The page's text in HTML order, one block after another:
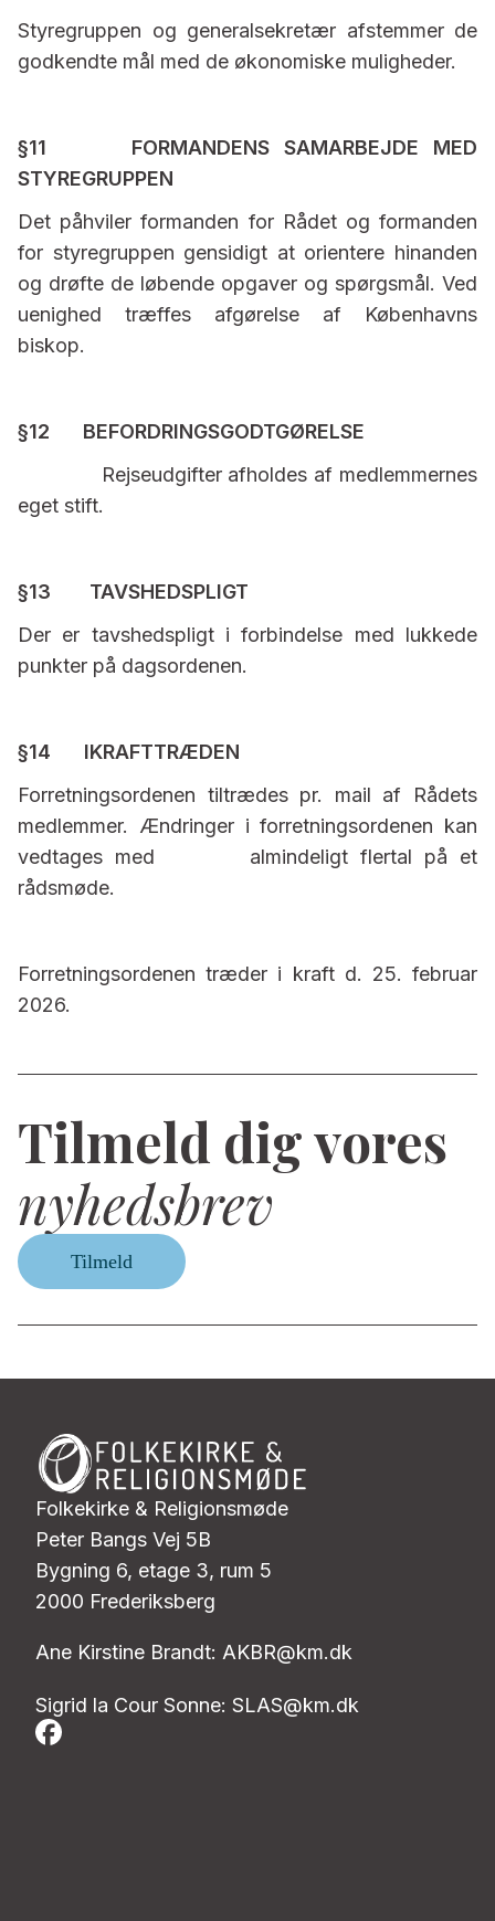
Styregruppen og generalsekretær afstemmer de
godkendte mål med de økonomiske muligheder.
§11 FORMANDENS SAMARBEJDE MED
STYREGRUPPEN
Det påhviler formanden for Rådet og formanden
for styregruppen gensidigt at orientere hinanden
og drøfte de løbende opgaver og spørgsmål. Ved
uenighed træffes afgørelse af Københavns
biskop.
§12 BEFORDRINGSGODTGØRELSE
Rejseudgifter afholdes af medlemmernes
eget stift.
§13 TAVSHEDSPLIGT
Der er tavshedspligt i forbindelse med lukkede
punkter på dagsordenen.
§14 IKRAFTTRÆDEN
Forretningsordenen tiltrædes pr. mail af Rådets
medlemmer. Ændringer i forretningsordenen kan
vedtages med almindeligt flertal på et
rådsmøde.
Forretningsordenen træder i kraft d. 25. februar
2026.
Tilmeld dig vores
nyhedsbrev
Tilmeld
Folkekirke & Religionsmøde
Peter Bangs Vej 5B
Bygning 6, etage 3, rum 5
2000 Frederiksberg
Ane Kirstine Brandt: AKBR@km.dk
Sigrid la Cour Sonne: SLAS@km.dk